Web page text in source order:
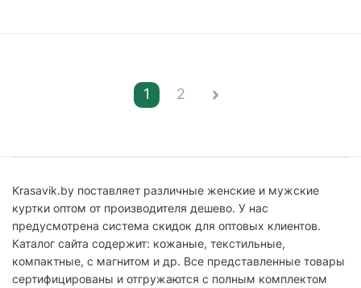
1 2
Krasavik.by поставляет различные женские и мужские
куртки оптом от производителя дешево. У нас
предусмотрена система скидок для оптовых клиентов.
Каталог сайта содержит: кожаные, текстильные,
компактные, с магнитом и др. Все представленные товары
сертифицированы и отгружаются с полным комплектом